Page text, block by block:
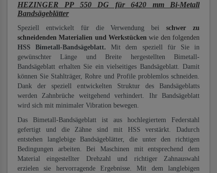
HEZINGER PP 550 DG für 6420 mm Bi-Metall
Bandsägeblätter
Speziell entwickelt für die Verwendung beischwer zu
schneidenden Materialien und Werkstücken wie den folgenden
HSS Bimetall-Bandsägeblatt. Mit dem speziell für Sie in
gewünschter Länge und Breite hergestellten Bimetall-
Bandsägeblatt erhalten Sie ein vielseitiges Bandsägeblatt. Damit
können Sie Stahlträger, Rohre und Profile problemlos schneiden.
Dank der speziell entwickelten Struktur des Bandsägeblatts
werden Zahnbrüche weitgehend verhindert. Ihr Bandsägeblatt
wird sich mit minimaler Vibration bewegen.
Das Bimetall-Bandsägeblatt ist aus hochlegiertem Federstahl
gefertigt und die Zähne sind mit HSS verstärkt. Dadurch
entstehen langlebige Bandsägeblätter, die unter den richtigen
Bedingungen arbeiten. Bei Maschinen mit entsprechend dem
Material eingestellter Drehzahl und richtiger Zahnauswahl
erzielen sie hervorragende Ergebnisse. Mit dem langlebigen